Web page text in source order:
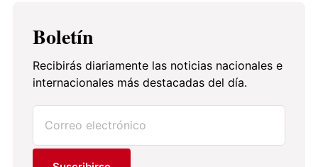
Boletín
Recibirás diariamente las noticias nacionales e
internacionales más destacadas del día.